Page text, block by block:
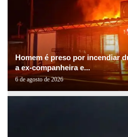
Homem é preso por incendiar
a ex-companheira e...
6 de agosto de 2026